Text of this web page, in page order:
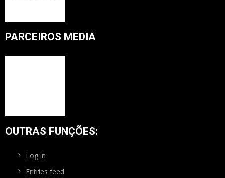
PARCEIROS MEDIA
OUTRAS FUNÇÕES:
Log in
Entries feed